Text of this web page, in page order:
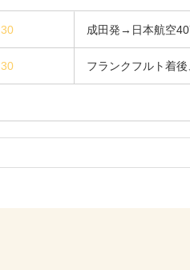
成田発→日本航空
フランクフルト着後